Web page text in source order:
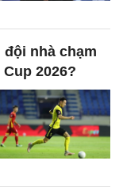
nhà chạm
2026?